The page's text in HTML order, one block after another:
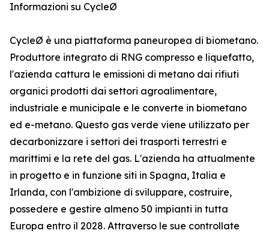
Informazioni su CycleØ
CycleØ è una piattaforma paneuropea di biometano.
Produttore integrato di RNG compresso e liquefatto,
l'azienda cattura le emissioni di metano dai rifiuti
organici prodotti dai settori agroalimentare,
industriale e municipale e le converte in biometano
ed e-metano. Questo gas verde viene utilizzato per
decarbonizzare i settori dei trasporti terrestri e
marittimi e la rete del gas. L'azienda ha attualmente
in progetto e in funzione siti in Spagna, Italia e
Irlanda, con l'ambizione di sviluppare, costruire,
possedere e gestire almeno 50 impianti in tutta
Europa entro il 2028. Attraverso le sue controllate